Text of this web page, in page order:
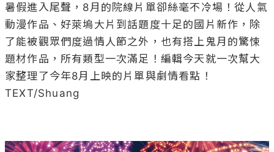
暑假進入尾聲，8月的院線片單卻絲毫不冷場！從人氣
動漫作品、好萊塢大片到話題度十足的國片新作，除
了能被觀眾們度過情人節之外，也有搭上鬼月的驚悚
題材作品，所有類型一次滿足！編輯今天就一次幫大
家整理了今年8月上映的片單與劇情看點！
TEXT/Shuang